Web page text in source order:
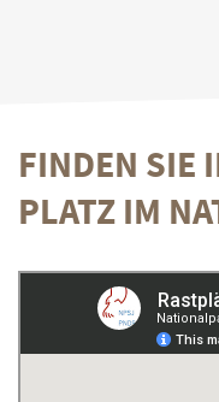
FINDEN SIE
PLATZ IM